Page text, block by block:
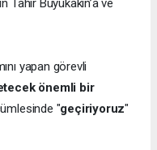
Tahir Büyükakın’a ve
yapan görevli
önemli bir
"geçiriyoruz"